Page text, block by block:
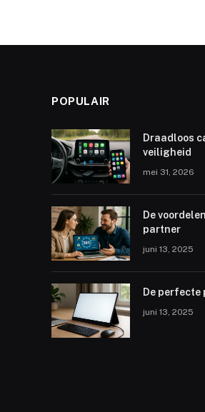
POPULAIR
Draadloos
veiligheid
mei 31, 2026
De
partner
juni 13, 2025
De perfecte
juni 13, 2025